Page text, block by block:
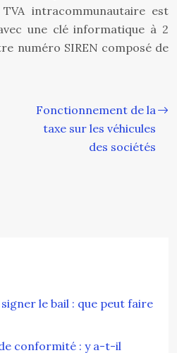
intracommunautaire est
une clé informatique à 2
numéro SIREN composé de
Fonctionnement de la
taxe sur les véhicules
des sociétés
le bail : que peut faire
conformité : y a-t-il